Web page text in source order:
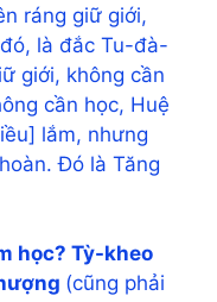
ráng giữ giới,
là đắc Tu-đà-
giới, không cần
cần học, Huệ
lắm, nhưng
Đó là Tăng
học? Tỳ-kheo
(cũng phải